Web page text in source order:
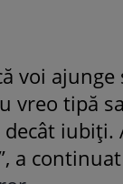
voi ajunge
vreo tipă
iubiți.
a